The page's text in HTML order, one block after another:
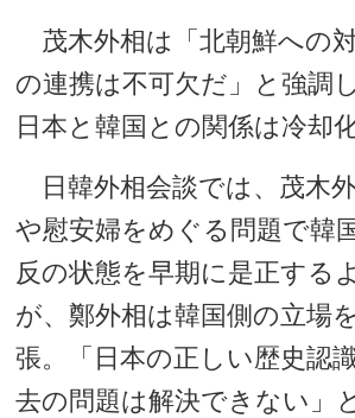
茂木外相は「北朝鮮への
の連携は不可欠だ」と強調
日本と韓国との関係は冷却
日韓外相会談では、茂木
や慰安婦をめぐる問題で韓
反の状態を早期に是正する
が、鄭外相は韓国側の立場
張。「日本の正しい歴史認
去の問題は解決できない」